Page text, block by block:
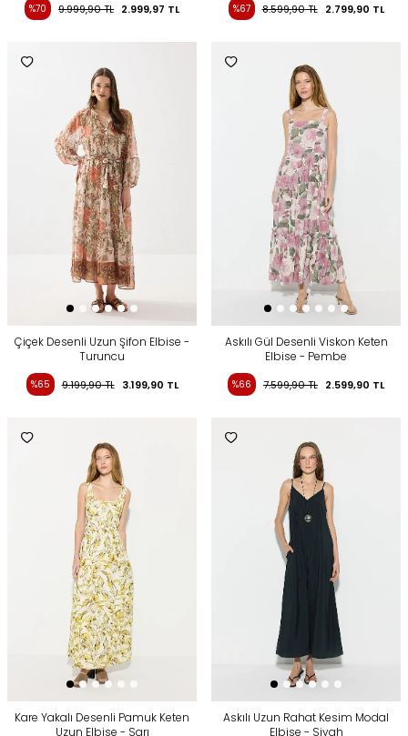
%70 9.999,90TL 2.999,97 TL %67 8.599,90TL 2.799,90 TL
Çiçek Desenli Uzun Şifon Elbise -
Turuncu
%65 9.199,90TL 3.199,90 TL
Askılı Gül Desenli Viskon Keten
Elbise - Pembe
%66 7.599,90TL 2.599,90 TL
Kare Yakalı Desenli Pamuk Keten
Uzun Elbise - Sarı
Askılı Uzun Rahat Kesim Modal
Elbise - Siyah